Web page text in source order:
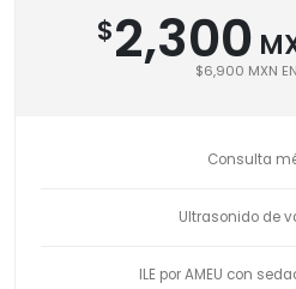
$2,300
$6,900 MXN
Consulta
Ultrasonido de
ILE por AMEU con